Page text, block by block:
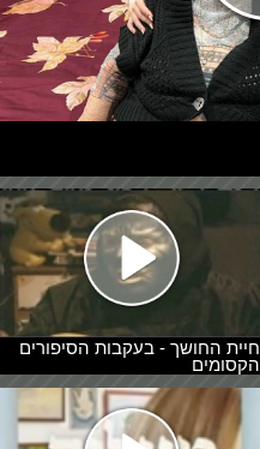
חיית החושך - בעקבות הסיפורים
הקסומים